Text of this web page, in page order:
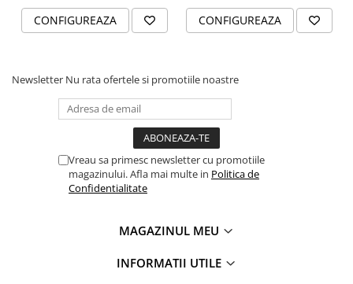
TRICOURI PERSONALIZATE
TRICOURI MĂRCI AUTO
TRICOURI BMW
TRICOURI FORD
TRICOURI MERCEDES
TRICOURI OPEL
TRICOURI PEUGEOT
CONFIGUREAZA CONFIGUREAZA
Newsletter Nu rata ofertele si promotiile noastre
Vreau sa primesc newsletter cu promotiile
magazinului. Afla mai multe in Politica de
Confidentialitate
MAGAZINUL MEU
INFORMATII UTILE